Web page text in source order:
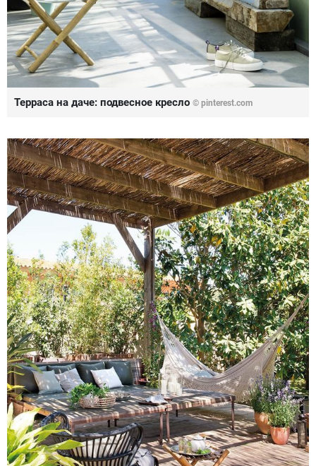
Терраса на даче: подвесное кресло © pinterest.com